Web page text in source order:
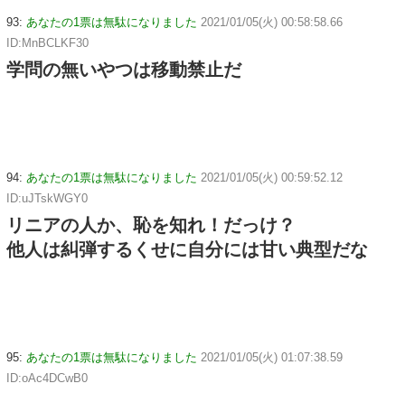
93: あなたの1票は無駄になりました 2021/01/05(火) 00:58:58.66
ID:MnBCLKF30
学問の無いやつは移動禁止だ
94: あなたの1票は無駄になりました 2021/01/05(火) 00:59:52.12
ID:uJTskWGY0
リニアの人か、恥を知れ！だっけ？
他人は糾弾するくせに自分には甘い典型だな
95: あなたの1票は無駄になりました 2021/01/05(火) 01:07:38.59
ID:oAc4DCwB0